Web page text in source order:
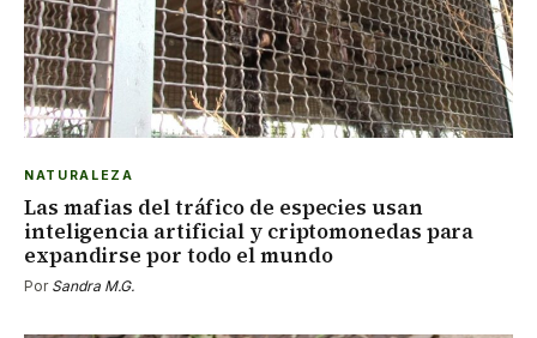
NATURALEZA
Las mafias del tráfico de especies usan
inteligencia artificial y criptomonedas para
expandirse por todo el mundo
Por Sandra M.G.